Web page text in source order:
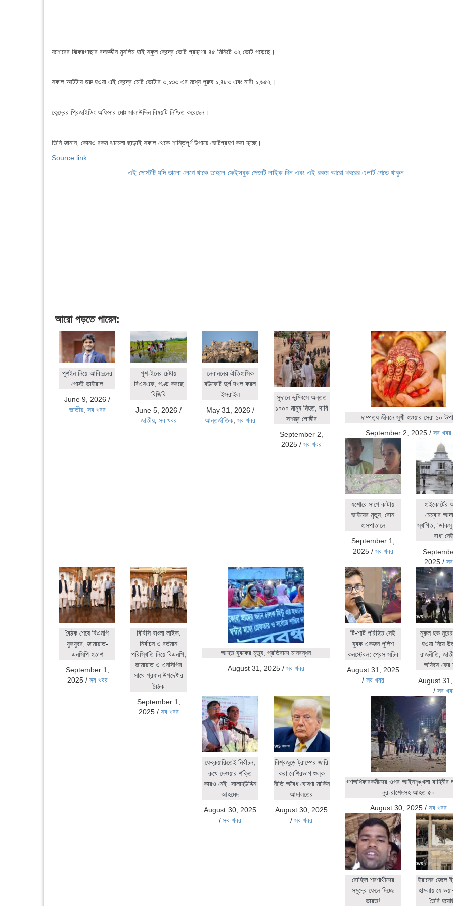
যশোরের ঝিকরগাছার বদরুদ্দীন মুসলিম হাই স্কুল কেন্দ্রে ভোট গ্রহণের ৪৫ মিনিটে ৩২ ভোট পড়েছে।
সকাল আটটায় শুরু হওয়া এই কেন্দ্রে মোট ভোটার ৩,১৩৩ এর মধ্যে পুরুষ ১,৪৮৩ এবং নারী ১,৬৫২।
কেন্দ্রের প্রিজাইডিং অফিসার মোঃ সালাউদ্দিন বিষয়টি নিশ্চিত করেছেন।
তিনি জানান, কোনও রকম ঝামেলা ছাড়াই সকাল থেকে শান্তিপূর্ণ উপায়ে ভোটগ্রহণ করা হচ্ছে।
Source link
এই পোস্টটি যদি ভালো লেগে থাকে তাহলে ফেইসবুক পেজটি লাইক দিন এবং এই রকম আরো খবরের এলার্ট পেতে থাকুন
আরো পড়তে পারেন:
পুশইন নিয়ে আবিদুলের
পোস্ট ভাইরাল
June 9, 2026 /
জাতীয়, সব খবর
পুশ-ইনের চেষ্টায়
বিএসএফ, পণ্ড করছে
বিজিবি
June 5, 2026 /
জাতীয়, সব খবর
লেবাননের ঐতিহাসিক
বউফোর্ট দুর্গ দখল করল
ইসরাইল
May 31, 2026 /
আন্তর্জাতিক ,সব খবর
সুদানে ভূমিধসে অন্তত
১০০০ মানুষ নিহত, দাবি
সশস্ত্র গোষ্ঠীর
September 2,
2025 /সব খবর
দাম্পত্য জীবনে সুখী হওয়ার সেরা ১০
September 2, 2025 /সব খবর
যশোরে সাপে কাটায়
ভাইয়ের মৃত্যু, বোন
হাসপাতালে
September 1,
2025/ সব খবর
চেম্বার
স্থগিত, 'ডাকসু
বাধা
2025/
বৈঠক শেষে বিএনপি
ফুরফুরে, জামায়াত-
এনসিপি হতাশ
September 1,
2025/ সব খবর
বিবিসি বাংলা লাইভ:
নির্বাচন ও বর্তমান
পরিস্থিতি নিয়ে বিএনপি,
জামায়াত ও এনসিপির
সাথে প্রধান উপদেষ্টার
বৈঠক
September 1,
2025/ সব খবর
আহত যুবকের মৃত্যু, প্রতিবাদে মানবন্ধন
August 31, 2025/ সব খবর
টি-শার্ট পরিহিত সেই
যুবক একজন পুলিশ
কনস্টেবল: প্রেস সচিব
August 31, 2025
/ সব খবর
নুরুল হক
হওয়া নিয়ে
রাজনীতি,
অফিসে ফের
August
/ সব
ফেব্রুয়ারিতেই নির্বাচন,
রুখে দেওয়ার শক্তি
কারও নেই: সালাহউদ্দিন
আহমেদ
August 30, 2025
/সব খবর
বিশ্বজুড়ে ট্রাম্পের জারি
করা বেশিরভাগ শুল্ক
নীতি অবৈধ ঘোষণা মার্কিন
আদালতের
August 30, 2025
/সব খবর
গণঅধিকারকর্মীদের ওপর আইনশৃঙ্খলা বাহিনীর
নুর-রাশেদসহ আহত ৫০
August 30, 2025 /সব খবর
রোহিঙ্গা শরণার্থীদের
সমুদ্রে ফেলে দিচ্ছে
ভারত!
ইরানের জেলে
হামলায় যে
তৈরি